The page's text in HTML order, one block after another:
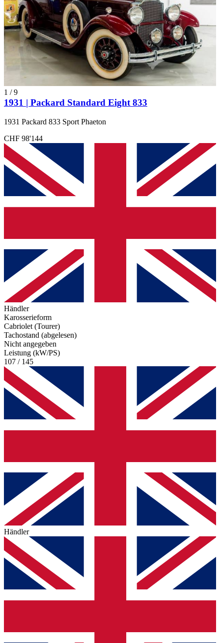
1 /9
1931 | Packard Standard Eight 833
1931 Packard 833 Sport Phaeton
CHF 98'144
Händler
Karosserieform
Cabriolet (Tourer)
Tachostand (abgelesen)
Nicht angegeben
Leistung (kW/PS)
107 / 145
Händler